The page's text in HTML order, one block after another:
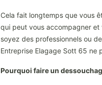
Cela fait longtemps que vous
qui peut vous accompagner et
soyez des professionnels ou
Entreprise Elagage Sott 65 ne
Pourquoi faire un